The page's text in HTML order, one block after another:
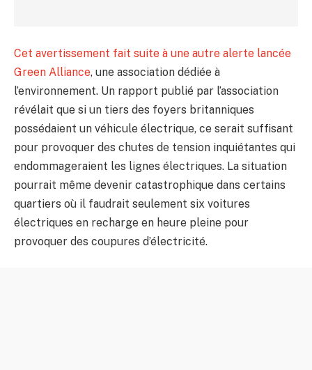
Cet avertissement fait suite à une autre alerte lancée
Green Alliance, une association dédiée à
l’environnement. Un rapport publié par l’association
révélait que si un tiers des foyers britanniques
possédaient un véhicule électrique, ce serait suffisant
pour provoquer des chutes de tension inquiétantes qui
endommageraient les lignes électriques. La situation
pourrait même devenir catastrophique dans certains
quartiers où il faudrait seulement six voitures
électriques en recharge en heure pleine pour
provoquer des coupures d’électricité.